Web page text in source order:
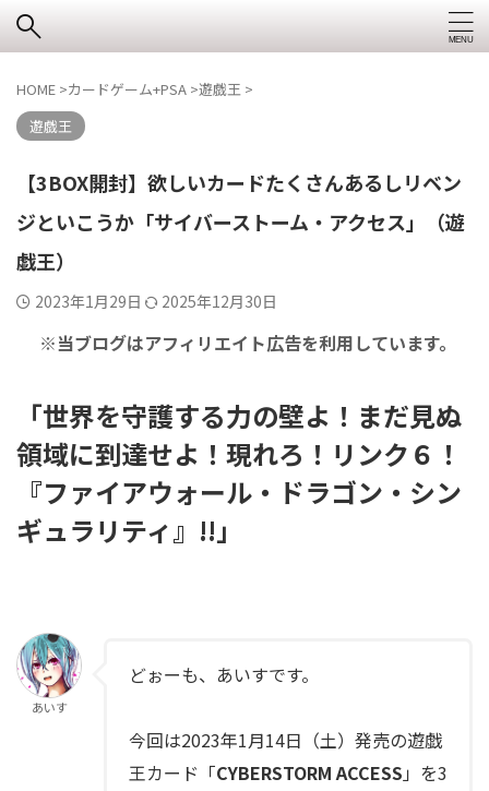
HOME >カードゲーム+PSA >遊戯王 >
遊戯王
【3BOX開封】欲しいカードたくさんあるしリベン
ジといこうか「サイバーストーム・アクセス」（遊
戯王）
2023年1月29日 2025年12月30日
※当ブログはアフィリエイト広告を利用しています。
「世界を守護する力の壁よ！まだ見ぬ
領域に到達せよ！現れろ！リンク６！
『ファイアウォール・ドラゴン・シン
ギュラリティ』!!」
あいす
どぉーも、あいすです。
今回は2023年1月14日（土）発売の遊戯
王カード「CYBERSTORM ACCESS 」を3